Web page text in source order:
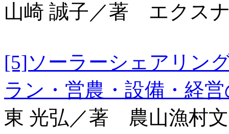
山崎 誠子／著 エクス
[5]ソーラーシェアリ
ラン・営農・設備・
東 光弘／著 農山漁村